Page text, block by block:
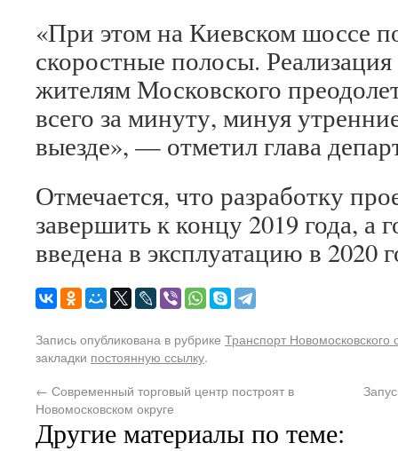
«При этом на Киевском шоссе
скоростные полосы.
жителям Московского
всего за минуту, минуя
выезде», — отметил глава
Отмечается, что разработку
завершить к концу 2019 года, а
введена в эксплуатацию в 2020
Запись опубликована в рубрике Транспорт Новомосковского
закладки постоянную ссылку.
← Современный торговый центр построят в
Новомосковском округе
Другие материалы по теме: